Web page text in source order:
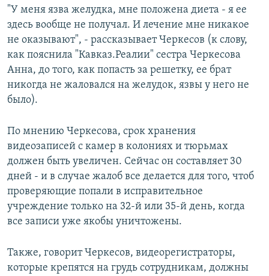
"У меня язва желудка, мне положена диета - я ее
здесь вообще не получал. И лечение мне никакое
не оказывают", - рассказывает Черкесов (к слову,
как пояснила "Кавказ.Реалии" сестра Черкесова
Анна, до того, как попасть за решетку, ее брат
никогда не жаловался на желудок, язвы у него не
было).
По мнению Черкесова, срок хранения
видеозаписей с камер в колониях и тюрьмах
должен быть увеличен. Сейчас он составляет 30
дней - и в случае жалоб все делается для того, чтоб
проверяющие попали в исправительное
учреждение только на 32-й или 35-й день, когда
все записи уже якобы уничтожены.
Также, говорит Черкесов, видеорегистраторы,
которые крепятся на грудь сотрудникам, должны